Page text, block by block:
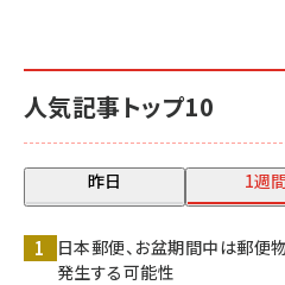
人気記事トップ10
昨日 1週
日本郵便、お盆期間中は郵便
発生する可能性